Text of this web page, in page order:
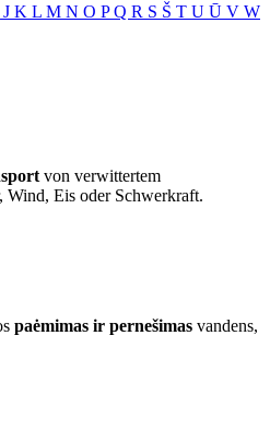
J K L M N O PQ R S Š T U Ū V W
von verwittertem
Wind, Eis oder Schwerkraft.
paėmimas ir pernešimas vandens,